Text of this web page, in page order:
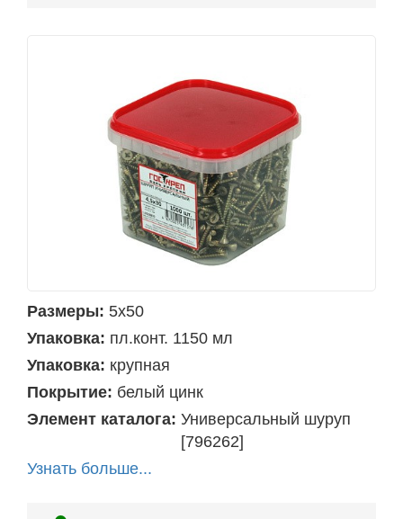
Размеры: 5х50
Упаковка: пл.конт. 1150 мл
Упаковка: крупная
Покрытие: белый цинк
Элемент каталога: Универсальный шуруп
[796262]
Узнать больше...